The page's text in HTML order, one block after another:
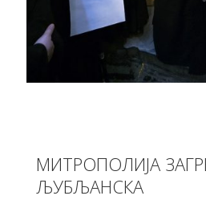
МИТРОПОЛИЈА
ЉУБЉАНСКА